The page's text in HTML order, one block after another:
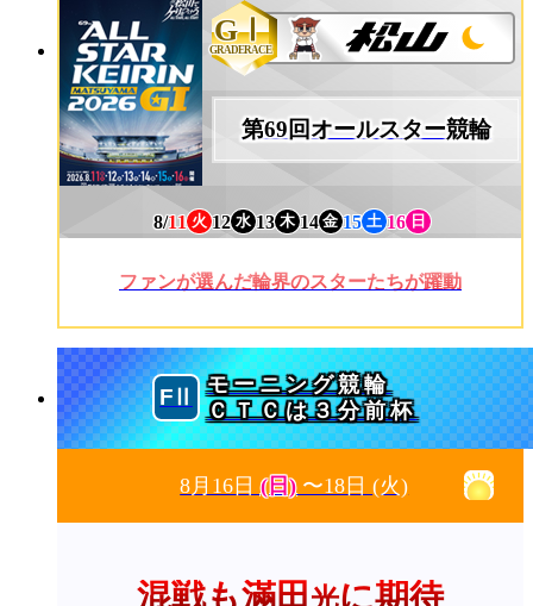
GⅠ
GRADERACE
第69回オールスター競輪
8/11 火 12 水 13 木 14 金 15 土 16 日
ファンが選んだ輪界のスターたちが躍動
モーニング競輪
ＣＴＣは３分前杯
8月16日(日)〜18日(火)
混戦も滿田光に期待